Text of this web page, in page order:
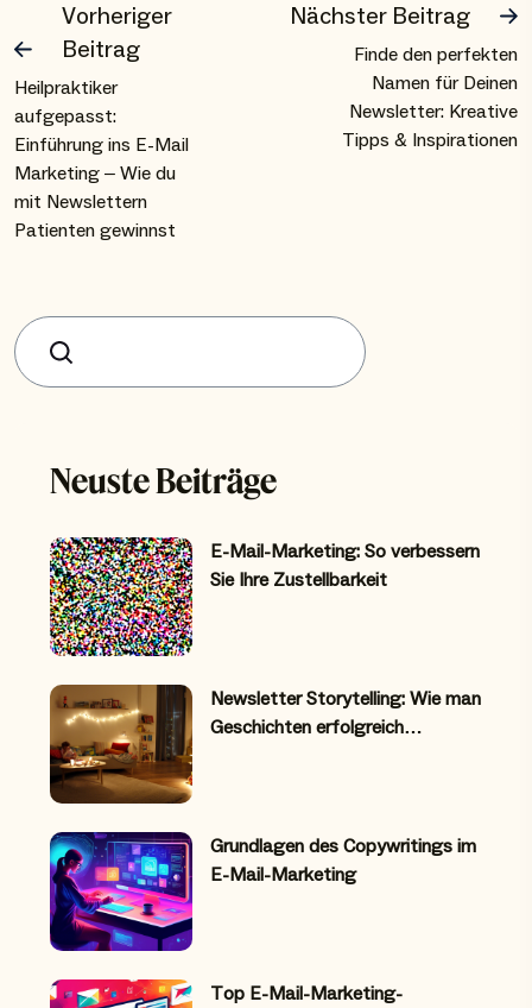
Vorheriger
Beitrag
Heilpraktiker
aufgepasst:
Einführung ins E-Mail
Marketing – Wie du
mit Newslettern
Patienten gewinnst
Nächster Beitrag
Finde den perfekten
Namen für Deinen
Newsletter: Kreative
Tipps & Inspirationen
Suchen
Neuste Beiträge
E-Mail-Marketing: So verbessern
Sie Ihre Zustellbarkeit
Newsletter Storytelling: Wie man
Geschichten erfolgreich…
Grundlagen des Copywritings im
E-Mail-Marketing
Top E-Mail-Marketing-